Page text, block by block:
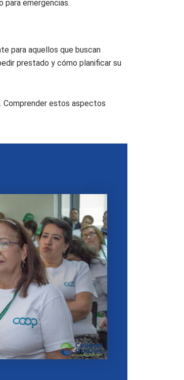
para emergencias.
para aquellos que buscan
prestado y cómo planificar su
Comprender estos aspectos